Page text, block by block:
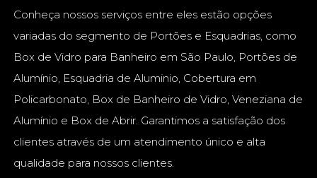
Conheça nossos serviços entre eles estão opções
variadas do segmento de Portões e Esquadrias, como
Box de Vidro para Banheiro em São Paulo, Portões de
Alumínio, Esquadria de Aluminio, Cobertura em
Policarbonato, Box de Banheiro de Vidro, Veneziana de
Alumínio e Box de Abrir. Garantimos a satisfação dos
clientes através de um atendimento único e alta
qualidade para nossos clientes.